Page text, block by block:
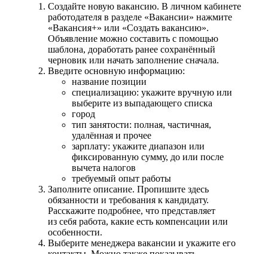
Создайте новую вакансию. В личном кабинете
работодателя в разделе «Вакансии» нажмите
«Вакансия+» или «Создать вакансию».
Объявление можно составить с помощью
шаблона, доработать ранее сохранённый
черновик или начать заполнение сначала.
Введите основную информацию:
название позиции
специализацию: укажите вручную или
выберите из выпадающего списка
город
тип занятости: полная, частичная,
удалённая и прочее
зарплату: укажите диапазон или
фиксированную сумму, до или после
вычета налогов
требуемый опыт работы
Заполните описание. Пропишите здесь
обязанности и требования к кандидату.
Расскажите подробнее, что представляет
из себя работа, какие есть компенсации или
особенности.
Выберите менеджера вакансии и укажите его